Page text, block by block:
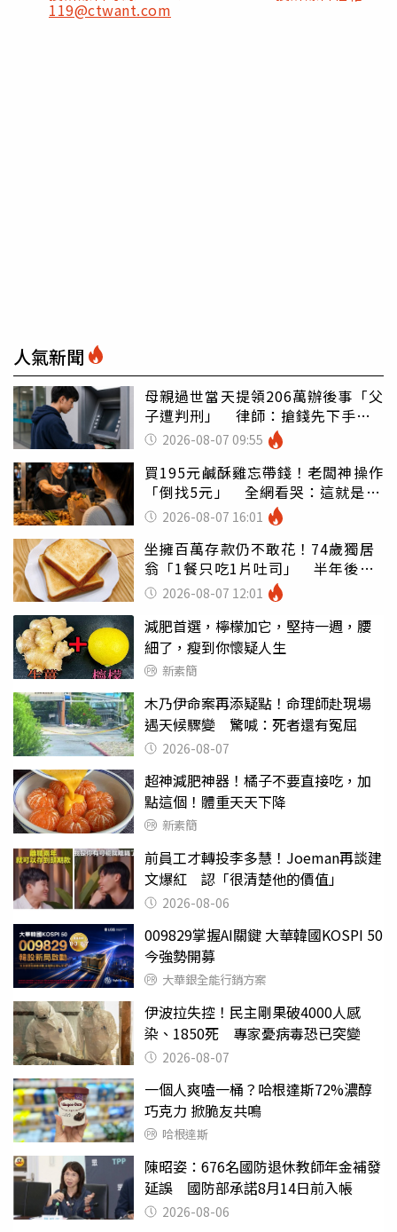
119@ctwant.com
人氣新聞
母親過世當天提領206萬辦後事「父
子遭判刑」 律師：搶錢先下手是
罪 2026-08-07 09:55
買195元鹹酥雞忘帶錢！老闆神操作
「倒找5元」 全網看哭：這就是台
灣 2026-08-07 16:01
坐擁百萬存款仍不敢花！74歲獨居
翁「1餐只吃1片吐司」 半年後暴
瘦嚇壞女兒
2026-08-07 12:01
減肥首選，檸檬加它，堅持一週，腰
細了，瘦到你懷疑人生
新素簡
木乃伊命案再添疑點！命理師赴現場
遇天候驟變 驚喊：死者還有冤屈
2026-08-07
超神減肥神器！橘子不要直接吃，加
點這個！體重天天下降
新素簡
前員工才轉投李多慧！Joeman再談建
文爆紅 認「很清楚他的價值」
2026-08-06
009829掌握AI關鍵 大華韓國KOSPI 50
今強勢開募
大華銀全能行銷方案
伊波拉失控！民主剛果破4000人感
染、1850死 專家憂病毒恐已突變
2026-08-07
一個人爽嗑一桶？哈根達斯72%濃醇
巧克力 掀脆友共鳴
哈根達斯
陳昭姿：676名國防退休教師年金補發
延誤 國防部承諾8月14日前入帳
2026-08-06